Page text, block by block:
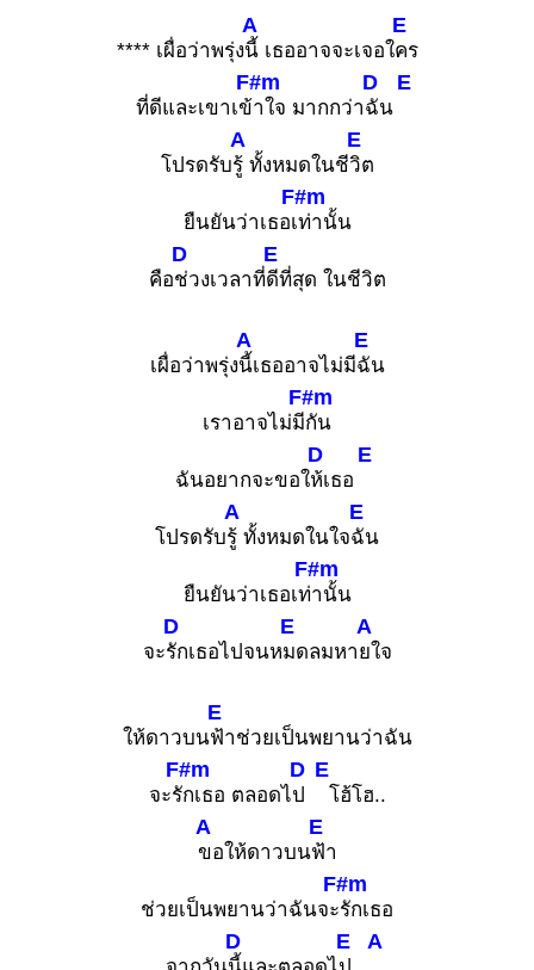
**** เผื่อว่าพรุ่ง
A
นี้ เธออาจจะเจอใ
E
คร
ที่ดีและเขาเข้
F#m
าใจ มากกว่า
D
ฉัน
E
โปรดรับ
A
รู้ ทั้งหมดในชี
E
วิต
ยืนยันว่าเธอเ
F#m
ท่านั้น
คือ
D
ช่วงเวลาที่
E
ดีที่สุด ในชีวิต
เผื่อว่าพรุ่ง
A
นี้เธออาจไม่มี
E
ฉัน
เราอาจไม่มี
F#m
กัน
ฉันอยากจะขอใ
D
ห้เธอ
E
โปรดรับ
A
รู้ ทั้งหมดในใจ
E
ฉัน
ยืนยันว่าเธอเท่
F#m
านั้น
จะ
D
รักเธอไปจนห
E
มดลมหา
A
ยใจ
ให้ดาวบน
E
ฟ้าช่วยเป็นพยานว่าฉัน
จะรั
F#m
กเธอ ตลอดไ
D
ป
E
โฮ้โฮ..
A
ขอให้ดาวบน
E
ฟ้า
ช่วยเป็นพยานว่าฉันจะ
F#m
รักเธอ
D E A